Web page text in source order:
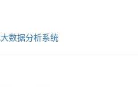
数据分析系统